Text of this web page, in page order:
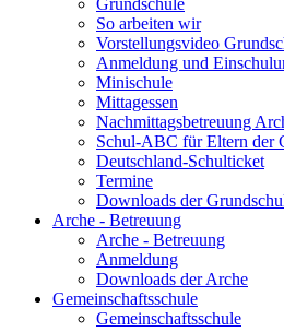
Grundschule
So arbeiten wir
Vorstellungsvideo
Anmeldung und
Minischule
Mittagessen
Nachmittagsbetreuung
Schul-ABC für Eltern der
Deutschland-Schulticket
Termine
Downloads der
Arche - Betreuung
Arche - Betreuung
Anmeldung
Downloads der Arche
Gemeinschaftsschule
Gemeinschaftsschule